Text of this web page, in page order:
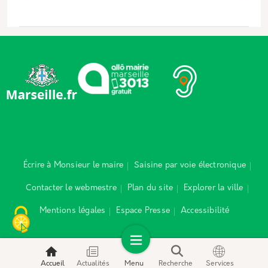
Accueil Actualités Menu Recherche Services
Écrire à Monsieur le maire Saisine par voie électronique
Contacter le webmestre Plan du site Explorer la ville
Mentions légales Espace Presse Accessibilité